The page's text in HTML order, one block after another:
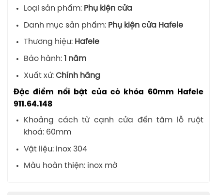
Loại sản phẩm: Phụ kiện cửa
Danh mục sản phẩm: Phụ kiện cửa Hafele
Thương hiệu: Hafele
Bảo hành: 1 năm
Xuất xứ:Chính hãng
Đặc điểm nổi bật của cò khóa 60mm Hafele
911.64.148
Khoảng cách từ cạnh cửa đến tâm lỗ ruột
khoá: 60mm
Vật liệu: inox 304
Màu hoàn thiện: inox mờ